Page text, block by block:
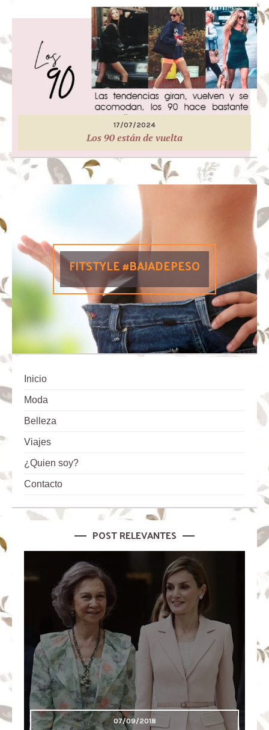
17/07/2024
Los 90 están de vuelta
FITSTYLE #BAJADEPESO
Inicio
Moda
Belleza
Viajes
¿Quien soy?
Contacto
POST RELEVANTES
07/09/2018